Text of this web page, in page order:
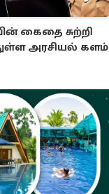
கைதை சுற்றி
அரசியல் களம்